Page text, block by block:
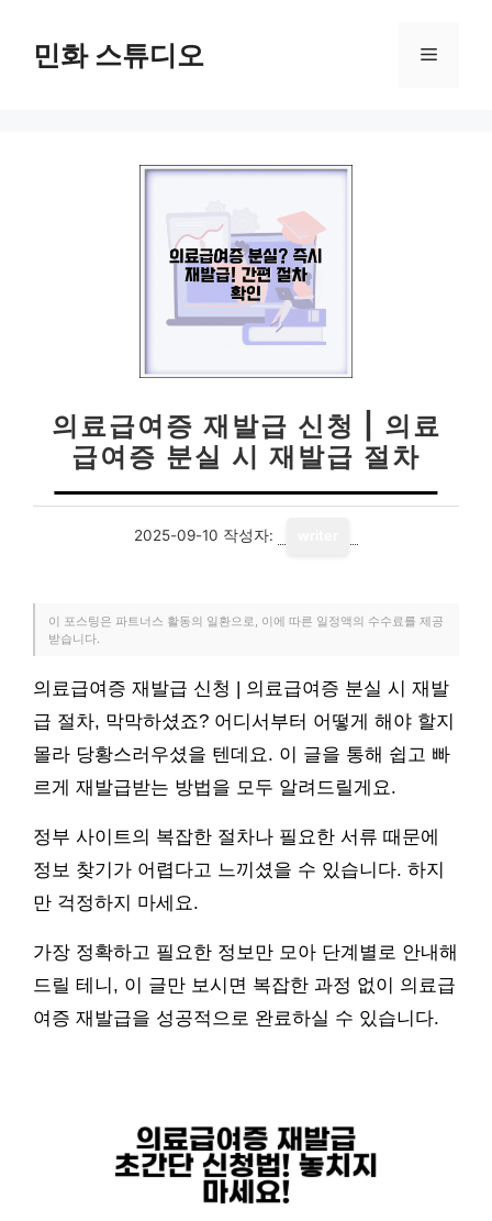
민화 스튜디오 메
의료급여증 재발급 신청 | 의료
급여증 분실 시 재발급 절차
2025-09-10 작성자:
이 포스팅은 파트너스 활동의 일환으로, 이에 따른 일정액의 수수료를 제공
받습니다.
의료급여증 재발급 신청 | 의료급여증 분실 시 재발
급 절차, 막막하셨죠? 어디서부터 어떻게 해야 할지
몰라 당황스러우셨을 텐데요. 이 글을 통해 쉽고 빠
르게 재발급받는 방법을 모두 알려드릴게요.
정부 사이트의 복잡한 절차나 필요한 서류 때문에
정보 찾기가 어렵다고 느끼셨을 수 있습니다. 하지
만 걱정하지 마세요.
가장 정확하고 필요한 정보만 모아 단계별로 안내해
드릴 테니, 이 글만 보시면 복잡한 과정 없이 의료급
여증 재발급을 성공적으로 완료하실 수 있습니다.